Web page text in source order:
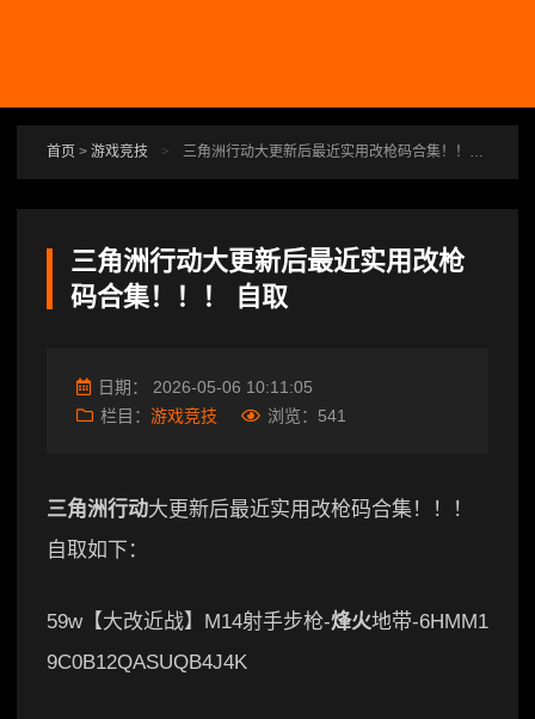
首页 > 游戏竞技 > 三角洲行动大更新后最近实用改枪码合集！！！ 自取
三角洲行动大更新后最近实用改枪
码合集！！！ 自取
日期： 2026-05-06 10:11:05
栏目： 游戏竞技 浏览： 541
三角洲行动大更新后最近实用改枪码合集！！！
自取如下：
59w【大改近战】M14射手步枪-烽火地带-6HMM1
9C0B12QASUQB4J4K